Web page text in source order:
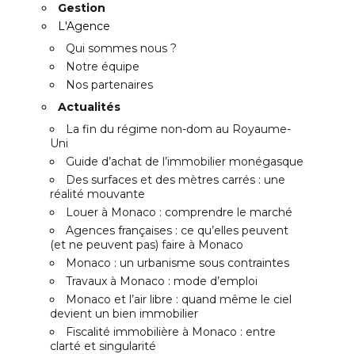
Gestion
L'Agence
Qui sommes nous ?
Notre équipe
Nos partenaires
Actualités
La fin du régime non-dom au Royaume-
Uni
Guide d’achat de l’immobilier monégasque
Des surfaces et des mètres carrés : une
réalité mouvante
Louer à Monaco : comprendre le marché
Agences françaises : ce qu’elles peuvent
(et ne peuvent pas) faire à Monaco
Monaco : un urbanisme sous contraintes
Travaux à Monaco : mode d’emploi
Monaco et l’air libre : quand même le ciel
devient un bien immobilier
Fiscalité immobilière à Monaco : entre
clarté et singularité